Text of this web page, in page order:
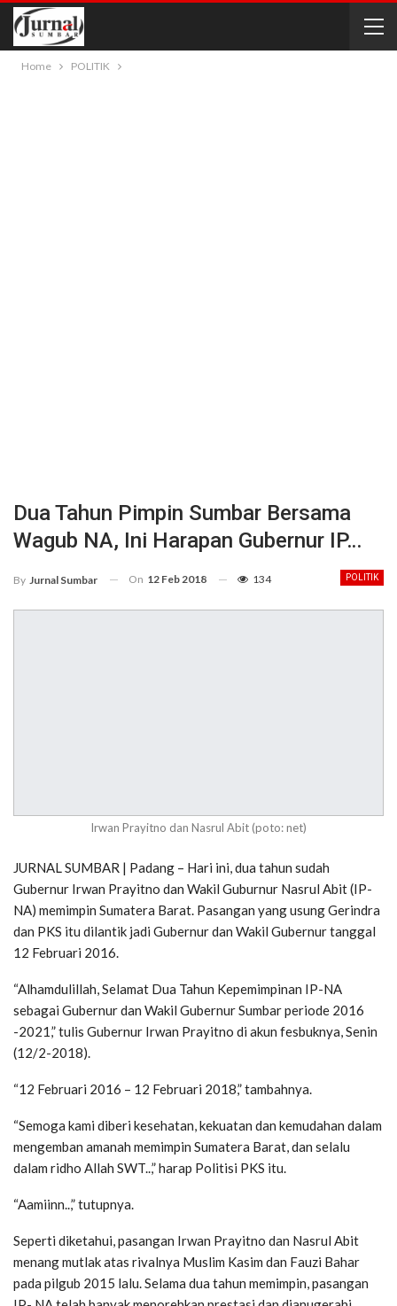
Home POLITIK
Dua Tahun Pimpin Sumbar Bersama
Wagub NA, Ini Harapan Gubernur IP…
POLITIK
By Jurnal Sumbar On 12 Feb 2018 134
Irwan Prayitno dan Nasrul Abit (poto: net)
JURNAL SUMBAR | Padang – Hari ini, dua tahun sudah
Gubernur Irwan Prayitno dan Wakil Guburnur Nasrul Abit (IP-
NA) memimpin Sumatera Barat. Pasangan yang usung Gerindra
dan PKS itu dilantik jadi Gubernur dan Wakil Gubernur tanggal
12 Februari 2016.
“Alhamdulillah, Selamat Dua Tahun Kepemimpinan IP-NA
sebagai Gubernur dan Wakil Gubernur Sumbar periode 2016
-2021,” tulis Gubernur Irwan Prayitno di akun fesbuknya, Senin
(12/2-2018).
“12 Februari 2016 – 12 Februari 2018,” tambahnya.
“Semoga kami diberi kesehatan, kekuatan dan kemudahan dalam
mengemban amanah memimpin Sumatera Barat, dan selalu
dalam ridho Allah SWT..,” harap Politisi PKS itu.
“Aamiinn..,” tutupnya.
Seperti diketahui, pasangan Irwan Prayitno dan Nasrul Abit
menang mutlak atas rivalnya Muslim Kasim dan Fauzi Bahar
pada pilgub 2015 lalu. Selama dua tahun memimpin, pasangan